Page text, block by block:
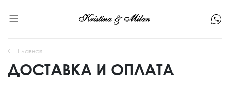
Главная
ДОСТАВКА И ОПЛАТА